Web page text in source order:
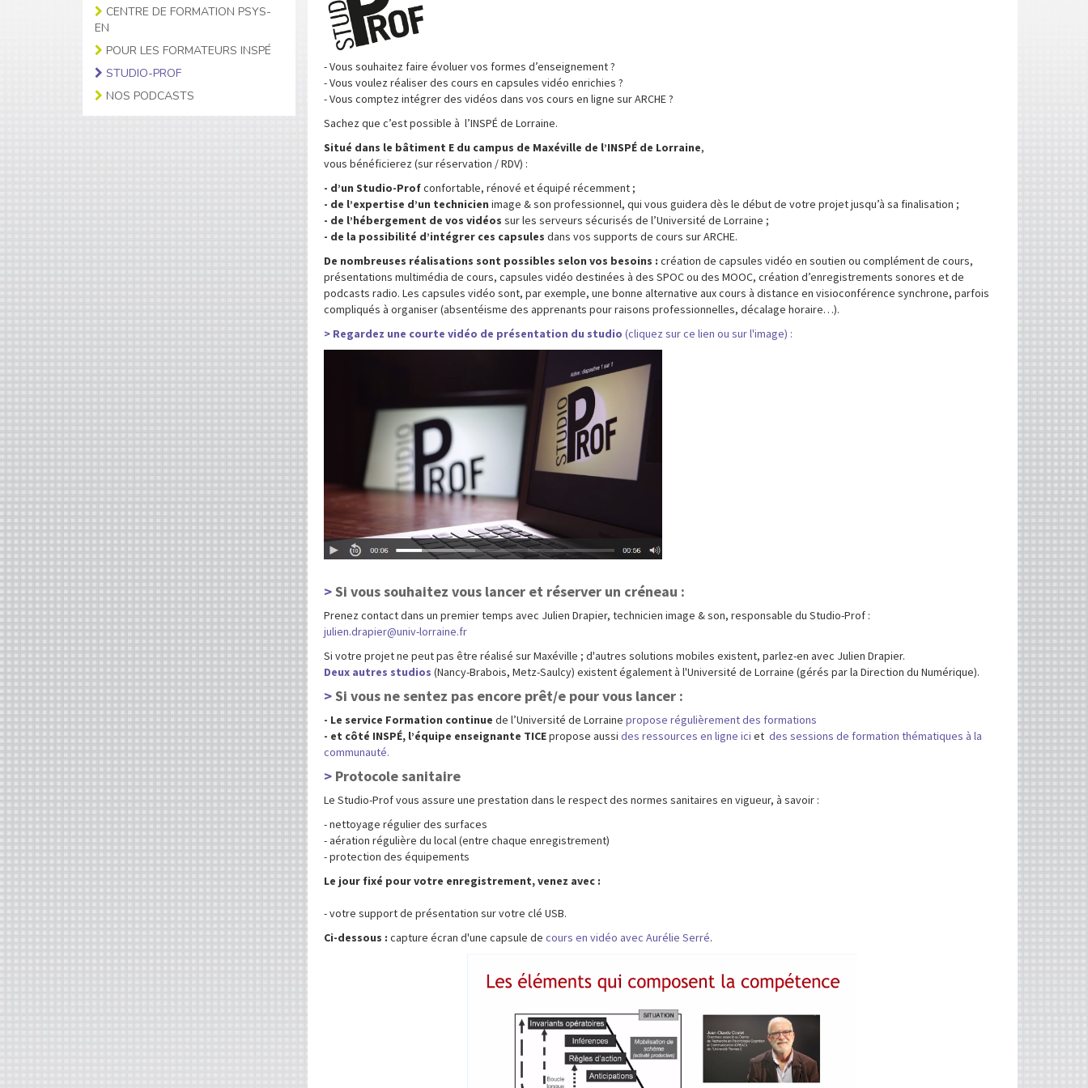
CENTRE DE FORMATION PSYS-
EN
POUR LES FORMATEURS INSPÉ
STUDIO-PROF
NOS PODCASTS
- Vous souhaitez faire évoluer vos formes d’enseignement ?
- Vous voulez réaliser des cours en capsules vidéo enrichies ?
- Vous comptez intégrer des vidéos dans vos cours en ligne sur ARCHE ?
Sachez que c’est possible à l’INSPÉ de Lorraine.
Situé dans le bâtiment E du campus de Maxéville de l’INSPÉ de Lorraine,
vous bénéficierez (sur réservation / RDV) :
- d’un Studio-Profconfortable, rénové et équipé récemment ;
- de l’expertise d’un technicien image & son professionnel, qui vous guidera dès le début de votre projet jusqu’à sa finalisation ;
- de l’hébergement de vos vidéos sur les serveurs sécurisés de l’Université de Lorraine ;
- de la possibilité d’intégrer ces capsules dans vos supports de cours sur ARCHE.
De nombreuses réalisations sont possibles selon vos besoins : création de capsules vidéo en soutien ou complément de cours,
présentations multimédia de cours, capsules vidéo destinées à des SPOC ou des MOOC, création d’enregistrements sonores et de
podcasts radio. Les capsules vidéo sont, par exemple, une bonne alternative aux cours à distance en visioconférence synchrone, parfois
compliqués à organiser (absentéisme des apprenants pour raisons professionnelles, décalage horaire…).
> Regardez une courte vidéo de présentation du studio (cliquez sur ce lien ou sur l'image) :
Si vous souhaitez vous lancer et réserver un créneau :
Prenez contact dans un premier temps avec Julien Drapier, technicien image & son, responsable du Studio-Prof :
julien.drapier@univ-lorraine.fr
Si votre projet ne peut pas être réalisé sur Maxéville ; d'autres solutions mobiles existent, parlez-en avec Julien Drapier.
Deux autres studios (Nancy-Brabois, Metz-Saulcy) existent également à l'Université de Lorraine (gérés par la Direction du Numérique).
Si vous ne sentez pas encore prêt/e pour vous lancer :
- Le service Formation continue de l’Université de Lorraine propose régulièrement des formations
- et côté INSPÉ, l’équipe enseignante TICEpropose aussi des ressources en ligne ici et des sessions de formation thématiques à la
communauté.
Protocole sanitaire
Le Studio-Prof vous assure une prestation dans le respect des normes sanitaires en vigueur, à savoir :
- nettoyage régulier des surfaces
- aération régulière du local (entre chaque enregistrement)
- protection des équipements
Le jour fixé pour votre enregistrement, venez avec :
- votre support de présentation sur votre clé USB.
Ci-dessous : capture écran d'une capsule de cours en vidéo avec Aurélie Serré.